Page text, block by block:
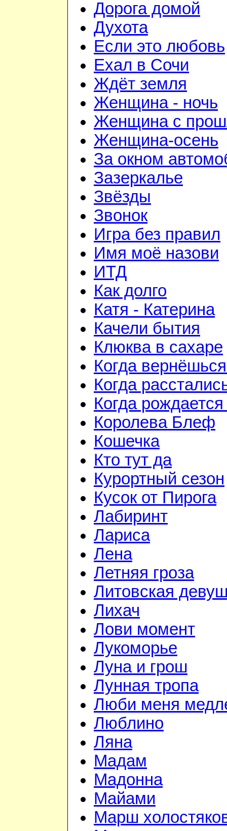
Дорога домой
Духота
Если это любовь
Ехал в Сочи
Ждёт земля
Женщина - ночь
Женщина с
Женщина-осень
За окном
Зазеркалье
Звёзды
Звонок
Игра без правил
Имя моё назови
ИТД
Как долго
Катя - Катерина
Качели бытия
Клюква в сахаре
Когда
Когда
Когда
Королева Блеф
Кошечка
Кто тут да
Курортный сезон
Кусок от Пирога
Лабиринт
Лариса
Лена
Летняя гроза
Литовская
Лихач
Лови момент
Лукоморье
Луна и грош
Лунная тропа
Люби меня
Люблино
Ляна
Мадам
Мадонна
Майами
Марш